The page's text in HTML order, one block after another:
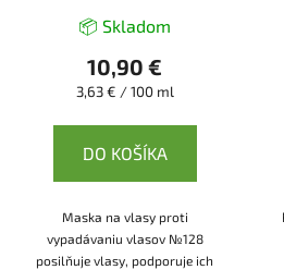
Konopka's
📦 Skladom
10,90 €
Jednotková
3,63 € / 100 ml
DO KOŠÍKA
Maska na vlasy proti
vypadávaniu vlasov №128
posilňuje vlasy, podporuje ich